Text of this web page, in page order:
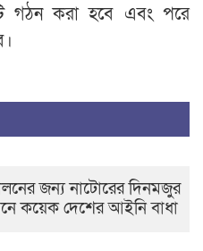
গঠন করা হবে এবং পরে
জন্য নাটোরের দিনমজুর
কয়েক দেশের আইনি বাধা